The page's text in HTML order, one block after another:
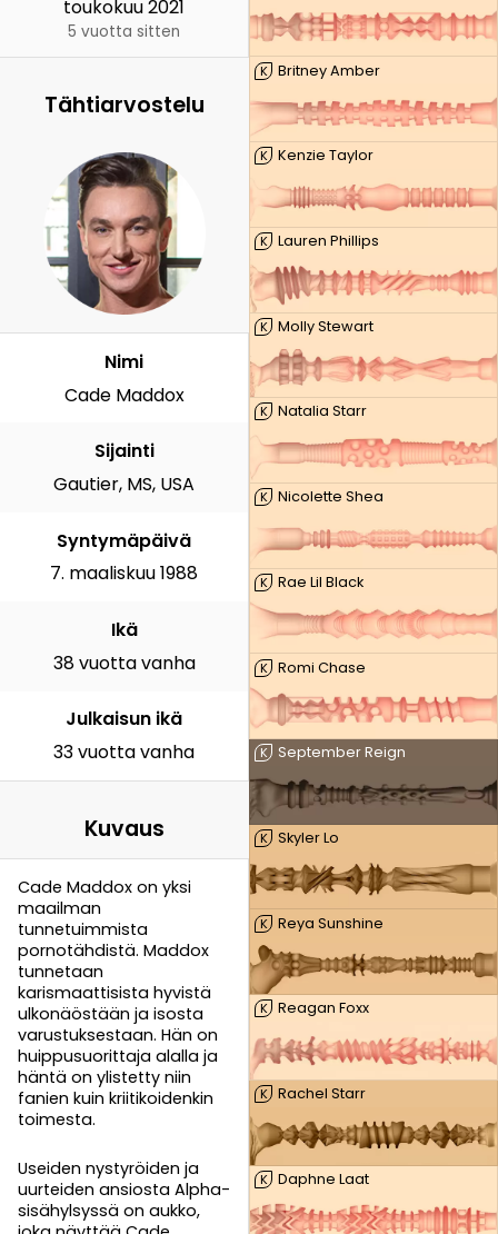
K Britney Amber
K Kenzie Taylor
K Lauren Phillips
K Molly Stewart
K Natalia Starr
K Nicolette Shea
K Rae Lil Black
K Romi Chase
K September Reign
K Skyler Lo
K Reya Sunshine
K Reagan Foxx
K Rachel Starr
K Daphne Laat
toukokuu 2021
5 vuotta sitten
Tähtiarvostelu
Nimi
Cade Maddox
Sijainti
Gautier, MS, USA
Syntymäpäivä
7. maaliskuu 1988
Ikä
38 vuotta vanha
Julkaisun ikä
33 vuotta vanha
Kuvaus
Cade Maddox on yksi
maailman
tunnetuimmista
pornotähdistä. Maddox
tunnetaan
karismaattisista hyvistä
ulkonäöstään ja isosta
varustuksestaan. Hän on
huippusuorittaja alalla ja
häntä on ylistetty niin
fanien kuin kriitikoidenkin
toimesta.
Useiden nystyröiden ja
uurteiden ansiosta Alpha-
sisähylsyssä on aukko,